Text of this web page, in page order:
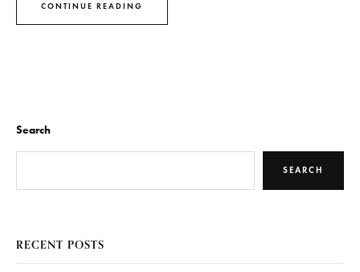
CONTINUE READING
Search
SEARCH
RECENT POSTS